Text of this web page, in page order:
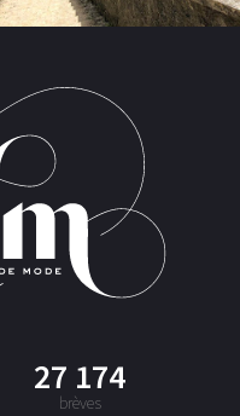
27 174
brèves